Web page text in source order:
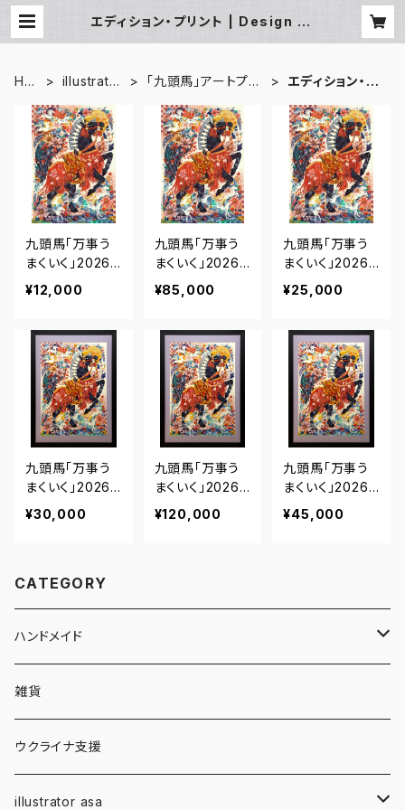
エディション・プリント | Design St
HO
illustrator
「九頭馬」アートプロ
エディション・プ
九頭馬「万事う
まくいく」2026
｜エディション・
プリント【A4シー
¥12,000
九頭馬「万事う
まくいく」2026
｜エディション・
プリント【B2シー
¥85,000
九頭馬「万事う
まくいく」2026
｜エディション・
プリント【A3シー
¥25,000
九頭馬「万事う
まくいく」2026
｜エディション・
プリント【A4額
¥30,000
九頭馬「万事う
まくいく」2026
｜エディション・
プリント【B2額
¥120,000
九頭馬「万事う
まくいく」2026
｜エディション・
プリント【A3額
¥45,000
CATEGORY
ハンドメイド
キーホルダー・チャーム
フラワー・レジン
ウッドバーニング
クリスマスオーナメント
雑貨
ウクライナ支援
illustrator asa